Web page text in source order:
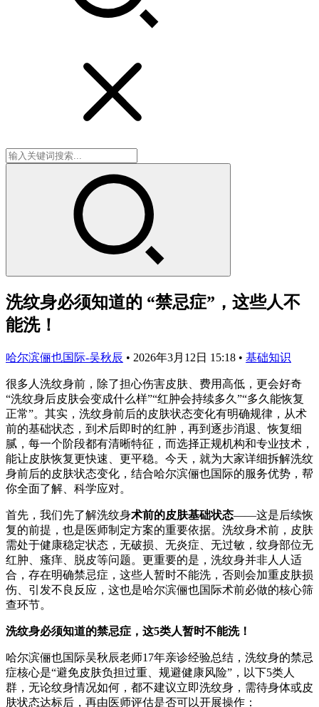
洗纹身必须知道的 “禁忌症”，这些人不
能洗！
哈尔滨俪也国际-吴秋辰 • 2026年3月12日 15:18 • 基础知识
很多人洗纹身前，除了担心伤害皮肤、费用高低，更会好奇
“洗纹身后皮肤会变成什么样”“红肿会持续多久”“多久能恢复
正常”。其实，洗纹身前后的皮肤状态变化有明确规律，从术
前的基础状态，到术后即时的红肿，再到逐步消退、恢复细
腻，每一个阶段都有清晰特征，而选择正规机构和专业技术，
能让皮肤恢复更快速、更平稳。今天，就为大家详细拆解洗纹
身前后的皮肤状态变化，结合哈尔滨俪也国际的服务优势，帮
你全面了解、科学应对。
首先，我们先了解洗纹身术前的皮肤基础状态——这是后续恢
复的前提，也是医师制定方案的重要依据。洗纹身术前，皮肤
需处于健康稳定状态，无破损、无炎症、无过敏，纹身部位无
红肿、瘙痒、脱皮等问题。更重要的是，洗纹身并非人人适
合，存在明确禁忌症，这些人暂时不能洗，否则会加重皮肤损
伤、引发不良反应，这也是哈尔滨俪也国际术前必做的核心筛
查环节。
洗纹身必须知道的禁忌症，这5类人暂时不能洗！
哈尔滨俪也国际吴秋辰老师17年亲诊经验总结，洗纹身的禁忌
症核心是“避免皮肤负担过重、规避健康风险”，以下5类人
群，无论纹身情况如何，都不建议立即洗纹身，需待身体或皮
肤状态达标后，再由医师评估是否可以开展操作：